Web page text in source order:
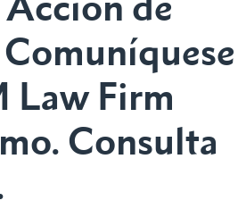
Law Firm
Consulta